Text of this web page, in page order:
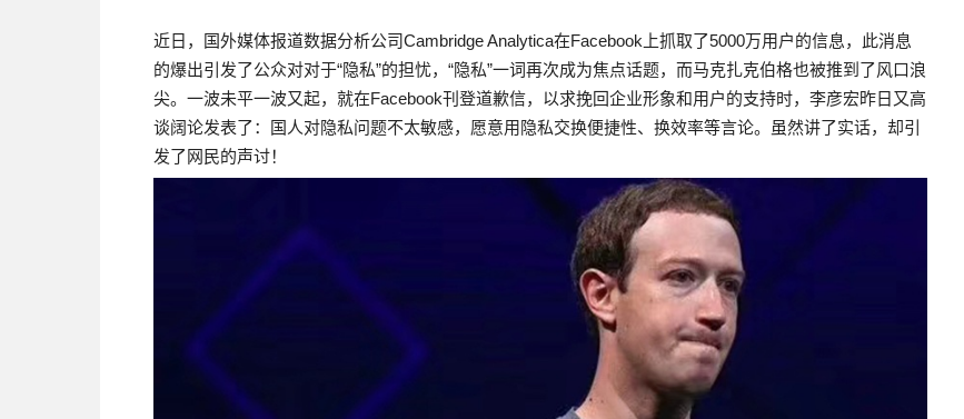
近日，国外媒体报道数据分析公司Cambridge Analytica在Facebook上抓取了5000万用户的信息，此消息
的爆出引发了公众对对于“隐私”的担忧，“隐私”一词再次成为焦点话题，而马克扎克伯格也被推到了风口浪
尖。一波未平一波又起，就在Facebook刊登道歉信，以求挽回企业形象和用户的支持时，李彦宏昨日又高
谈阔论发表了：国人对隐私问题不太敏感，愿意用隐私交换便捷性、换效率等言论。虽然讲了实话，却引
发了网民的声讨！